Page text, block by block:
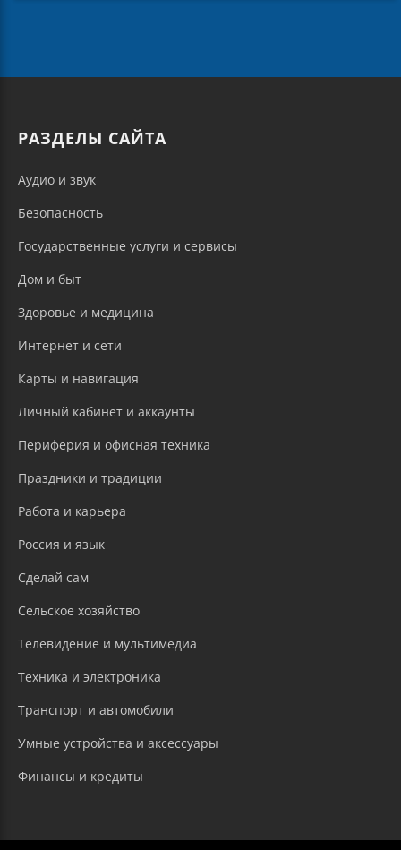
РАЗДЕЛЫ САЙТА
Аудио и звук
Безопасность
Государственные услуги и сервисы
Дом и быт
Здоровье и медицина
Интернет и сети
Карты и навигация
Личный кабинет и аккаунты
Периферия и офисная техника
Праздники и традиции
Работа и карьера
Россия и язык
Сделай сам
Сельское хозяйство
Телевидение и мультимедиа
Техника и электроника
Транспорт и автомобили
Умные устройства и аксессуары
Финансы и кредиты